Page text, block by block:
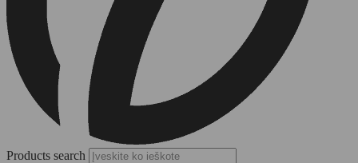
Products search